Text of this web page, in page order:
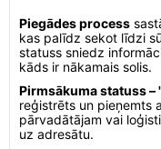
Piegādes process
kas palīdz sekot līdzi
statuss sniedz
kāds ir nākamais solis.
Pirmsākuma statuss –
reģistrēts un pieņemts
pārvadātājam vai
uz adresātu.